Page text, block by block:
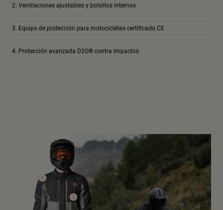
Ventilaciones ajustables y bolsillos internos
Equipo de protección para motocicletas certificado CE
Protección avanzada D3O® contra impactos